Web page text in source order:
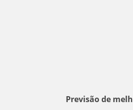
Previsão de